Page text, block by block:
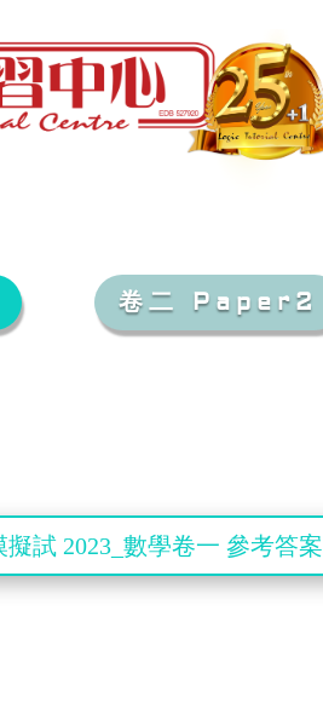
卷二 Paper2
試 2023_數學卷一 參考答案